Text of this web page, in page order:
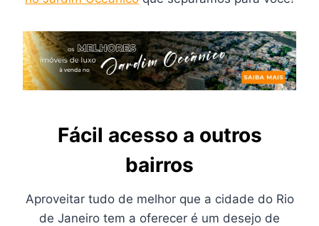
Fácil acesso a outros
bairros
Aproveitar tudo de melhor que a cidade do Rio
de Janeiro tem a oferecer é um desejo de